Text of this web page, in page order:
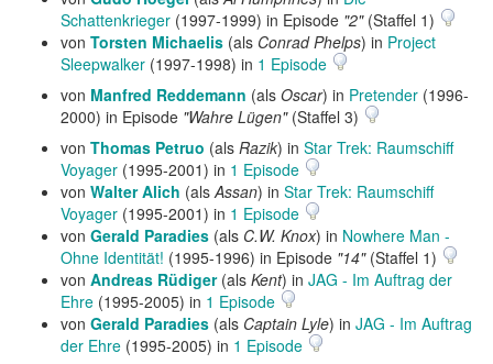
Schattenkrieger (1997-1999) in Episode "2"(Staffel 1)
von Torsten Michaelis (als Conrad Phelps) in Project
Sleepwalker (1997-1998) in 1 Episode
von Manfred Reddemann (als Oscar) in Pretender (1996-
2000) in Episode "Wahre Lügen"(Staffel 3)
von Thomas Petruo (als Razik) in Star Trek: Raumschiff
Voyager (1995-2001) in 1 Episode
von Walter Alich (alsAssan) in Star Trek: Raumschiff
Voyager (1995-2001) in 1 Episode
von Gerald Paradies (als C.W. Knox) in Nowhere Man -
Ohne Identität! (1995-1996) in Episode "14"(Staffel 1)
von Andreas Rüdiger(als Kent) in JAG - Im Auftrag der
Ehre (1995-2005) in 1 Episode
von Gerald Paradies (als Captain Lyle) in JAG - Im Auftrag
der Ehre (1995-2005) in 1 Episode